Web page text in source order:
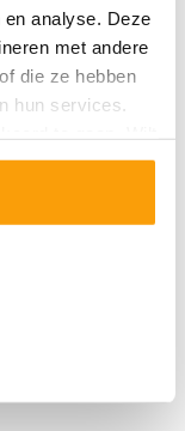
analyse. Deze
met andere
die ze hebben
hun services.
Op onze
cookies.